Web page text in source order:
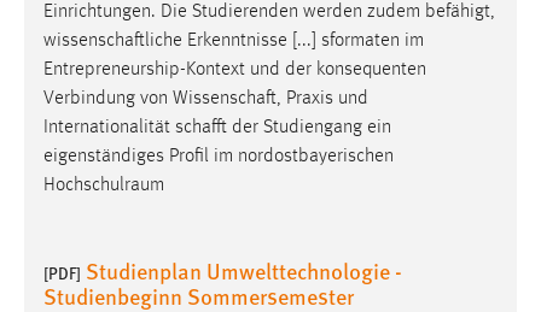
Einrichtungen. Die Studierenden werden zudem befähigt,
wissenschaftliche Erkenntnisse [...] sformaten im
Entrepreneurship-Kontext und der konsequenten
Verbindung von Wissenschaft, Praxis und
Internationalität schafft der Studiengang ein
eigenständiges Profil im nordostbayerischen
Hochschulraum
[PDF] Studienplan Umwelttechnologie -
Studienbeginn Sommersemester